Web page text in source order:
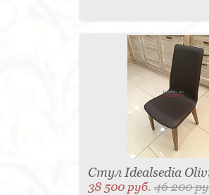
Стул Idealsedia
38 500 руб.46 200